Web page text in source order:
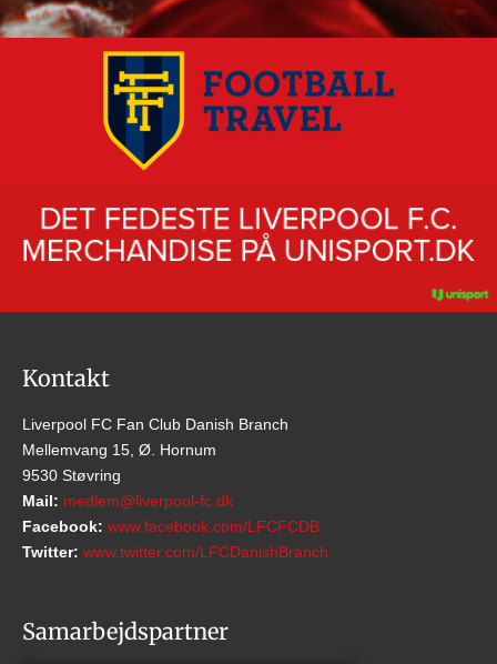
Kontakt
Liverpool FC Fan Club Danish Branch
Mellemvang 15, Ø. Hornum
9530 Støvring
Mail: medlem@liverpool-fc.dk
Facebook: www.facebook.com/LFCFCDB
Twitter: www.twitter.com/LFCDanishBranch
Samarbejdspartner